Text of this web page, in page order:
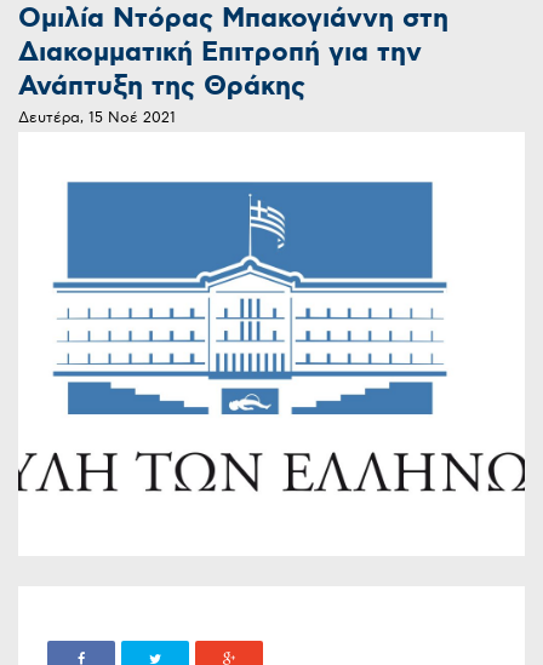
Ομιλία Ντόρας Μπακογιάννη στη
Διακομματική Επιτροπή για την
Ανάπτυξη της Θράκης
Δευτέρα, 15 Νοέ 2021